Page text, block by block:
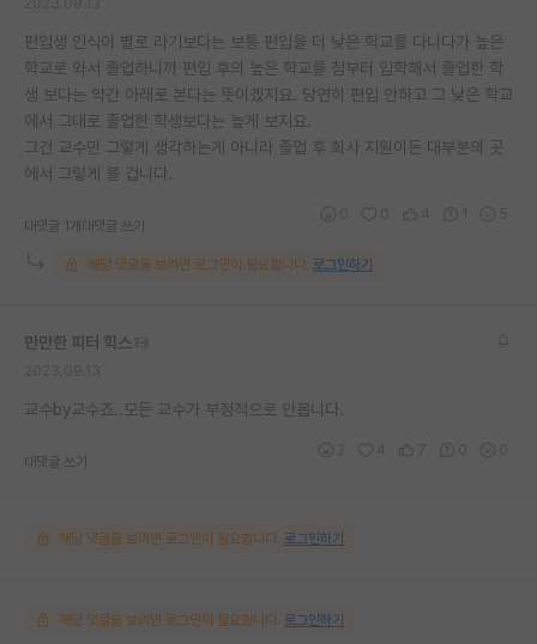
편입생 인식이 별로 라기보다는 보통 편입을 더 낮은 학교를 다니다가 높은
학교로 와서 졸업하니까 편입 후의 높은 학교를 첨부터 입학해서 졸업한 학
생 보다는 약간 아래로 본다는 뜻이겠지요. 당연히 편입 안하고 그 낮은 학교
에서 그대로 졸업한 학생보다는 높게 보지요.
그건 교수만 그렇게 생각하는게 아니라 졸업 후 회사 지원이든 대부분의 곳
에서 그렇게 볼 겁니다.
대댓글 1개 대댓글 쓰기
해당 댓글을 보려면 로그인이 필요합니다. 로그인하기
만만한 피터 힉스
교수by교수죠..모든 교수가 부정적으로 안봅니다.
대댓글 쓰기
해당 댓글을 보려면 로그인이 필요합니다. 로그인하기
해당 댓글을 보려면 로그인이 필요합니다. 로그인하기